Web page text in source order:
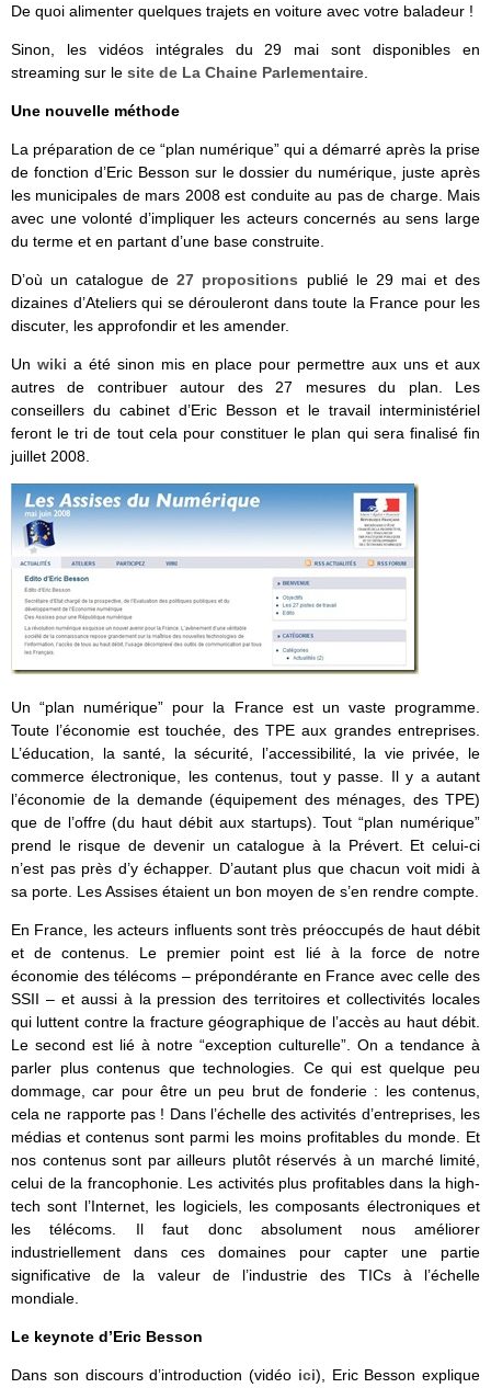
De quoi alimenter quelques trajets en voiture avec votre baladeur !
Sinon, les vidéos intégrales du 29 mai sont disponibles en
streaming sur le site de La Chaine Parlementaire
Une nouvelle méthode
La préparation de ce “plan numérique” qui a démarré après la prise
de fonction d’Eric Besson sur le dossier du numérique, juste après
les municipales de mars 2008 est conduite au pas de charge. Mais
avec une volonté d’impliquer les acteurs concernés au sens large
du terme et en partant d’une base construite.
D’où un catalogue de27 propositions publié le 29 mai et des
dizaines d’Ateliers qui se dérouleront dans toute la France pour les
discuter, les approfondir et les amender.
Un wiki a été sinon mis en place pour permettre aux uns et aux
autres de contribuer autour des 27 mesures du plan. Les
conseillers du cabinet d’Eric Besson et le travail interministériel
feront le tri de tout cela pour constituer le plan qui sera finalisé fin
juillet 2008.
Un “plan numérique” pour la France est un vaste programme.
Toute l’économie est touchée, des TPE aux grandes entreprises.
L’éducation, la santé, la sécurité, l’accessibilité, la vie privée, le
commerce électronique, les contenus, tout y passe. Il y a autant
l’économie de la demande (équipement des ménages, des TPE)
que de l’offre (du haut débit aux startups). Tout “plan numérique”
prend le risque de devenir un catalogue à la Prévert. Et celui-ci
n’est pas près d’y échapper. D’autant plus que chacun voit midi à
sa porte. Les Assises étaient un bon moyen de s’en rendre compte.
En France, les acteurs influents sont très préoccupés de haut débit
et de contenus. Le premier point est lié à la force de notre
économie des télécoms – prépondérante en France avec celle des
SSII – et aussi à la pression des territoires et collectivités locales
qui luttent contre la fracture géographique de l’accès au haut débit.
Le second est lié à notre “exception culturelle”. On a tendance à
parler plus contenus que technologies. Ce qui est quelque peu
dommage, car pour être un peu brut de fonderie : les contenus,
cela ne rapporte pas ! Dans l’échelle des activités d’entreprises, les
médias et contenus sont parmi les moins profitables du monde. Et
nos contenus sont par ailleurs plutôt réservés à un marché limité,
celui de la francophonie. Les activités plus profitables dans la high-
tech sont l’Internet, les logiciels, les composants électroniques et
les télécoms. Il faut donc absolument nous améliorer
industriellement dans ces domaines pour capter une partie
significative de la valeur de l’industrie des TICs à l’échelle
mondiale.
Le keynote d’Eric Besson
Dans son discours d’introduction (vidéo ici), Eric Besson explique